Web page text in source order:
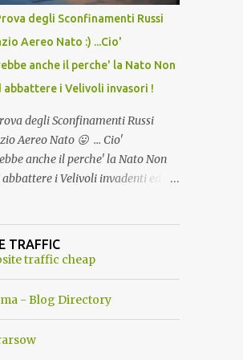
Riproponiamo l'articolo per NON
degli Sconfinamenti Russi
Aereo Nato :) ...Cio'
anche il perche' la Nato Non
abbattere i Velivoli invasori !
degli Sconfinamenti Russi
Aereo Nato 😛 ... Cio'
anche il perche' la Nato Non
i Velivoli invadenti ed
di un'invasione dello spazio
da parte di un robot chiamato
fantasia Nato o forse una "False
da menti sane, potrebbe
TRAFFIC
traffic cheap
- Blog Directory